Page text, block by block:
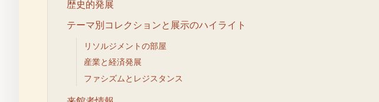
歴史的発展
テーマ別コレクションと展示のハイライト
リソルジメントの部屋
産業と経済発展
ファシズムとレジスタンス